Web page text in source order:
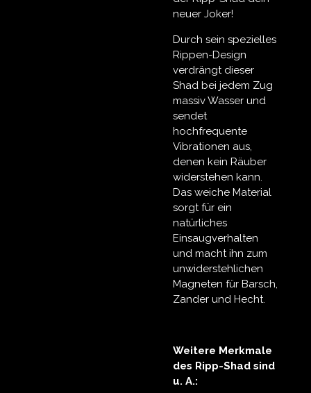
neuer Joker!
Durch sein spezielles
Rippen-Design
verdrängt dieser
Shad bei jedem Zug
massiv Wasser und
sendet
hochfrequente
Vibrationen aus,
denen kein Räuber
widerstehen kann.
Das weiche Material
sorgt für ein
natürliches
Einsaugverhalten
und macht ihn zum
unwiderstehlichen
Magneten für Barsch,
Zander und Hecht.
Weitere Merkmale
des Ripp-Shad sind
u. A.: